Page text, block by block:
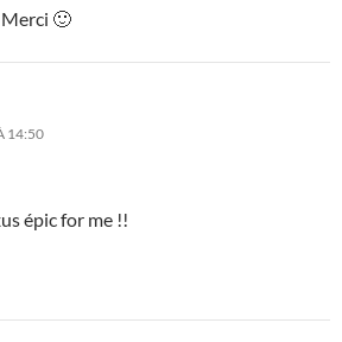
🙂
14:50
épic for me !!